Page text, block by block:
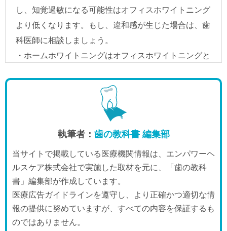
執筆者： 歯の教科書 編集部
当サイトで掲載している医療機関情報は、エンパワーヘ
ルスケア株式会社で実施した取材を元に、「歯の教科
書」編集部が作成しています。
医療広告ガイドラインを遵守し、より正確かつ適切な情
報の提供に努めていますが、すべての内容を保証するも
のではありません。